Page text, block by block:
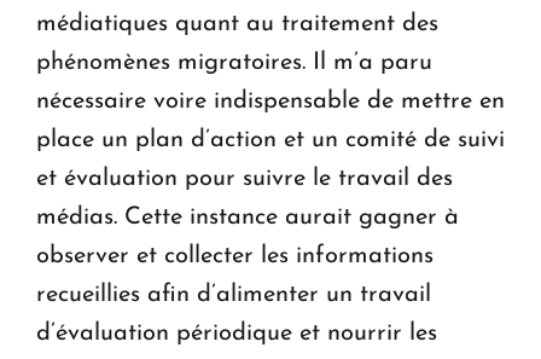
médiatiques quant au traitement des
phénomènes migratoires. Il m’a paru
nécessaire voire indispensable de mettre en
place un plan d’action et un comité de suivi
et évaluation pour suivre le travail des
médias. Cette instance aurait gagner à
observer et collecter les informations
recueillies afin d’alimenter un travail
d’évaluation périodique et nourrir les